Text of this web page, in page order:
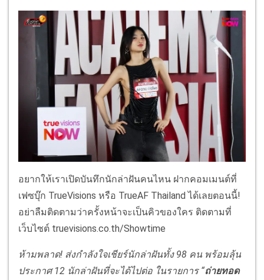
อยากให้เราเปิดบันทึกนักล่าฝันคนไหน ฝากคอมเมนต์ที่
เฟซบุ๊ก TrueVisions หรือ TrueAF Thailand ได้เลยตอนนี้!
อย่าลืมติดตามว่าครั้งหน้าจะเป็นคิวของใคร ติดตามที่
เว็บไซต์ truevisions.co.th/Showtime
ห้ามพลาด! ส่งกำลังใจเชียร์นักล่าฝันทั้ง 98 คน พร้อมลุ้น
ประกาศ 12 นักล่าฝันที่จะได้ไปต่อ ในรายการ “ถ่ายทอด